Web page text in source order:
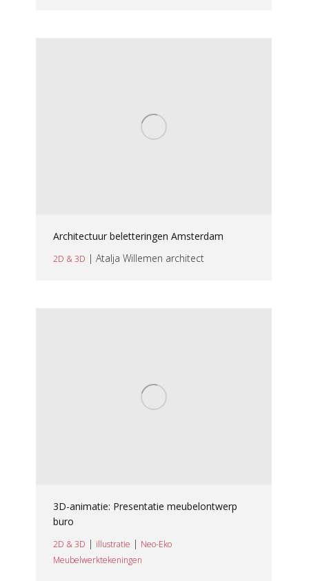
Architectuur beletteringen Amsterdam
2D & 3D | Atalja Willemen architect
3D-animatie: Presentatie meubelontwerp
buro
2D & 3D | illustratie | Neo-Eko
Meubelwerktekeningen